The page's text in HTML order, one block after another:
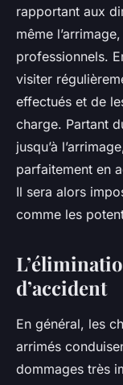
rapportant aux
même
professionnels.
visiter
effectués et de
charge. Partant
jusqu’à
parfaitement en
Il sera alors
comme les
d’accident
En général, les
arrimés
dommages très